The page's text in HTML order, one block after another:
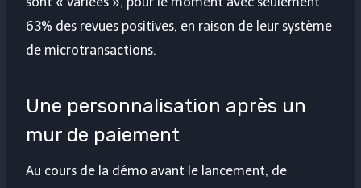
63% des revues positives, en raison de leur système
de microtransactions.
Une personnalisation après un
mur de paiement
Au cours de la démo avant le lancement, de